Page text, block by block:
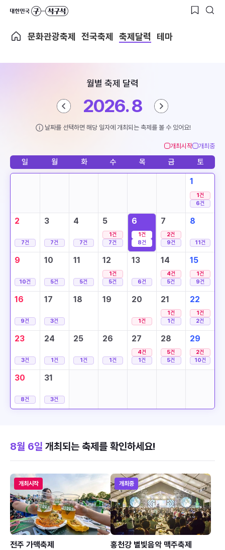
문화관광축제 전국축제 축제달력 테마
월별 축제 달력
2026. 8
날짜를 선택하면 해당 일자에 개최되는 축제를 볼 수 있어요!
개최시작 개최중
일 월 화 수 목 금 토
1
1건
6건
2
7건
3
7건
4
7건
5
1건
7건
6
1건
8건
7
2건
9건
8
11건
9
10건
10
5건
11
5건
12
1건
5건
13
6건
14
4건
5건
15
1건
9건
16
9건
17
3건
18 19 20
1건
21
1건
1건
22
1건
2건
23
3건
24
1건
25
1건
26
1건
27
4건
1건
28
5건
5건
29
2건
10건
30
8건
31
3건
8월 6일 개최되는 축제를 확인하세요!
개최시작
전주 가맥축제
개최중
홍천강 별빛음악 맥주축제